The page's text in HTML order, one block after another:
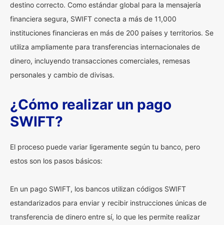
destino correcto. Como estándar global para la mensajería
financiera segura, SWIFT conecta a más de 11,000
instituciones financieras en más de 200 países y territorios. Se
utiliza ampliamente para transferencias internacionales de
dinero, incluyendo transacciones comerciales, remesas
personales y cambio de divisas.
¿Cómo realizar un pago
SWIFT?
El proceso puede variar ligeramente según tu banco, pero
estos son los pasos básicos:
En un pago SWIFT, los bancos utilizan códigos SWIFT
estandarizados para enviar y recibir instrucciones únicas de
transferencia de dinero entre sí, lo que les permite realizar